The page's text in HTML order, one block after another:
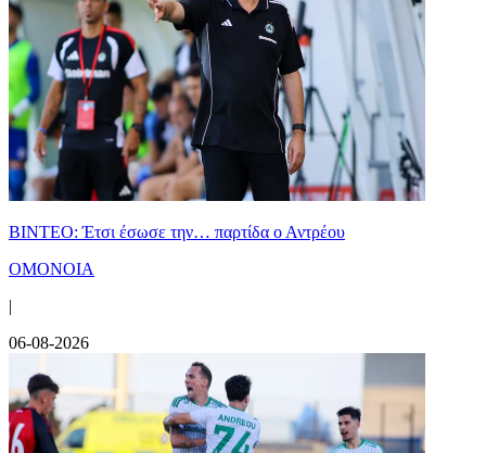
ΒΙΝΤΕΟ: Έτσι έσωσε την… παρτίδα ο Αντρέου
ΟΜΟΝΟΙΑ
|
06-08-2026